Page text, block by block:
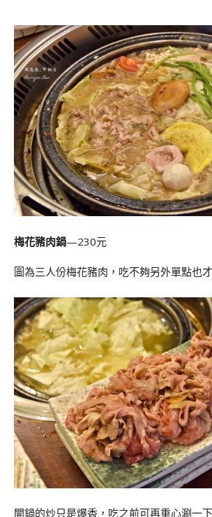
梅花豬肉鍋—230元
圖為三人份梅花豬肉，吃不夠另外單點也
開鍋的炒只是爆香，吃之前可再重心涮一下